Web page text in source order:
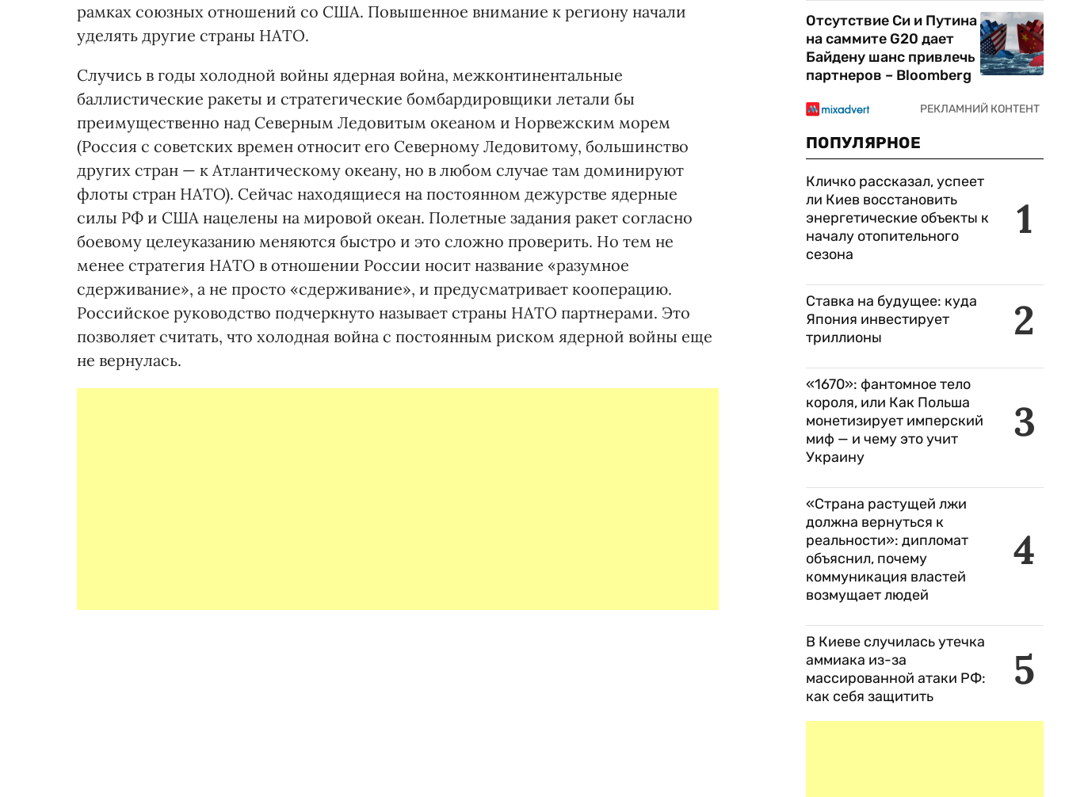
рамках союзных отношений со США. Повышенное внимание к региону начали
уделять другие страны НАТО.
Случись в годы холодной войны ядерная война, межконтинентальные
баллистические ракеты и стратегические бомбардировщики летали бы
преимущественно над Северным Ледовитым океаном и Норвежским морем
(Россия с советских времен относит его Северному Ледовитому, большинство
других стран — к Атлантическому океану, но в любом случае там доминируют
флоты стран НАТО). Сейчас находящиеся на постоянном дежурстве ядерные
силы РФ и США нацелены на мировой океан. Полетные задания ракет согласно
боевому целеуказанию меняются быстро и это сложно проверить. Но тем не
менее стратегия НАТО в отношении России носит название «разумное
сдерживание», а не просто «сдерживание», и предусматривает кооперацию.
Российское руководство подчеркнуто называет страны НАТО партнерами. Это
позволяет считать, что холодная война с постоянным риском ядерной войны еще
не вернулась.
Отсутствие Си и Путина
на саммите G20 дает
Байдену шанс привлечь
партнеров – Bloomberg
ПОПУЛЯРНОЕ
1
Кличко рассказал, успеет
ли Киев восстановить
энергетические объекты к
началу отопительного
сезона
2
Ставка на будущее: куда
Япония инвестирует
триллионы
3
«1670»: фантомное тело
короля, или Как Польша
монетизирует имперский
миф — и чему это учит
Украину
4
«Страна растущей лжи
должна вернуться к
реальности»: дипломат
объяснил, почему
коммуникация властей
возмущает людей
5
В Киеве случилась утечка
аммиака из-за
массированной атаки РФ:
как себя защитить